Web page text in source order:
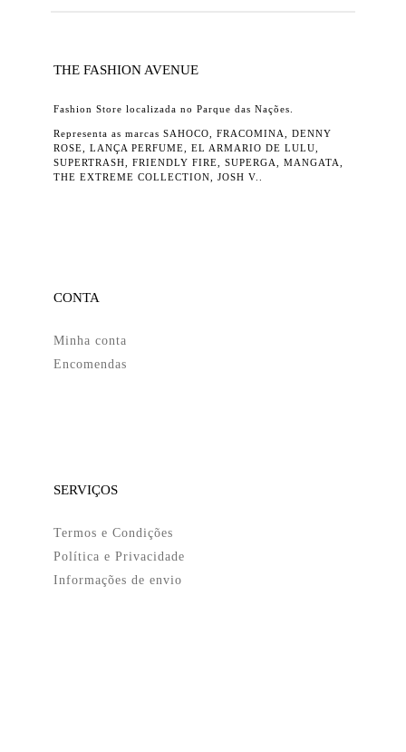
THE FASHION AVENUE
Fashion Store localizada no Parque das Nações.
Representa as marcas SAHOCO, FRACOMINA, DENNY
ROSE, LANÇA PERFUME, EL ARMARIO DE LULU,
SUPERTRASH, FRIENDLY FIRE, SUPERGA, MANGATA,
THE EXTREME COLLECTION, JOSH V..
CONTA
Minha conta
Encomendas
SERVIÇOS
Termos e Condições
Política e Privacidade
Informações de envio